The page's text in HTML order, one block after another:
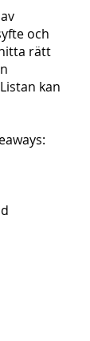
och
rätt
kan